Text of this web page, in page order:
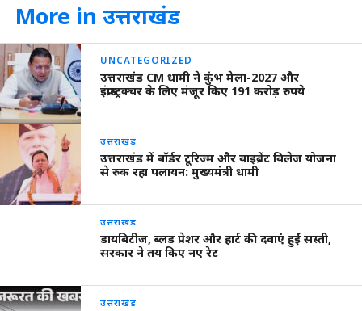
More in उत्तराखंड
UNCATEGORIZED
उत्तराखंड CM धामी ने कुंभ मेला-2027 और
इंफ्रास्ट्रक्चर के लिए मंजूर किए 191 करोड़ रुपये
उत्तराखंड
उत्तराखंड में बॉर्डर टूरिज्म और वाइब्रेंट विलेज योजना
से रुक रहा पलायन: मुख्यमंत्री धामी
उत्तराखंड
डायबिटीज, ब्लड प्रेशर और हार्ट की दवाएं हुईं सस्ती,
सरकार ने तय किए नए रेट
उत्तराखंड